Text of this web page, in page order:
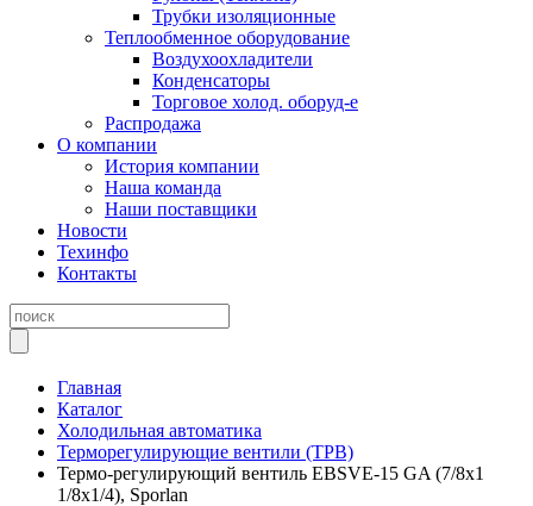
Трубки изоляционные
Теплообменное оборудование
Воздухоохладители
Конденсаторы
Торговое холод. оборуд-е
Распродажа
О компании
История компании
Наша команда
Наши поставщики
Новости
Техинфо
Контакты
Главная
Каталог
Холодильная автоматика
Терморегулирующие вентили (ТРВ)
Термо-регулирующий вентиль EBSVE-15 GA (7/8х1
1/8х1/4), Sporlan